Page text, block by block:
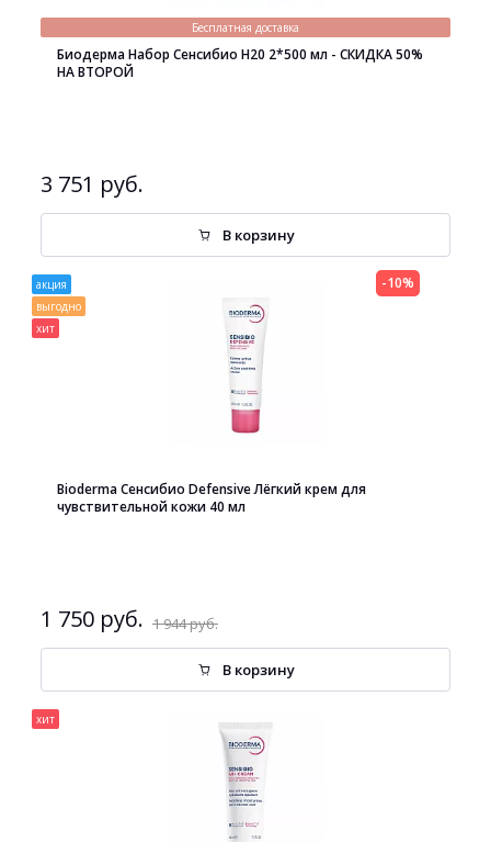
Бесплатная доставка
Биодерма Набор Сенсибио H20 2*500 мл - СКИДКА 50%
НА ВТОРОЙ
3 751 руб.
В корзину
акция
выгодно
хит
Bioderma Сенсибио Defensive Лёгкий крем для
чувствительной кожи 40 мл
1 750 руб. 1 944 руб.
-10%
В корзину
хит